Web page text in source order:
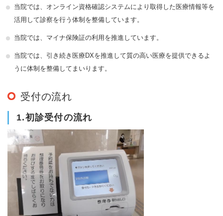
当院では、オンライン資格確認システムにより取得した医療情報等を
活用して診察を行う体制を整備しています。
当院では、マイナ保険証の利用を推進しています。
当院では、引き続き医療DXを推進して質の高い医療を提供できるよ
うに体制を整備してまいります。
受付の流れ
1.初診受付の流れ